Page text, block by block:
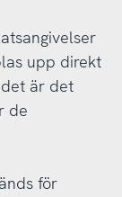
upp direkt
är det
de
för